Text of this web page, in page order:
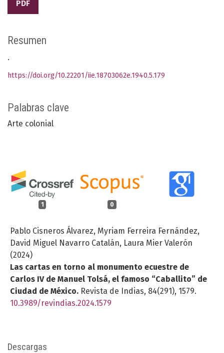
PDF
Palabras clave
Arte colonial
1 0
Pablo Cisneros Álvarez, Myriam Ferreira Fernández,
David Miguel Navarro Catalán, Laura Mier Valerón
(2024)
Las cartas en torno al monumento ecuestre de
Carlos IV de Manuel Tolsá, el famoso “Caballito” de
Ciudad de México. Revista de Indias, 84(291), 1579.
10.3989/revindias.2024.1579
Resumen
.
https://doi.org/10.22201/iie.18703062e.1940.5.179
Descargas